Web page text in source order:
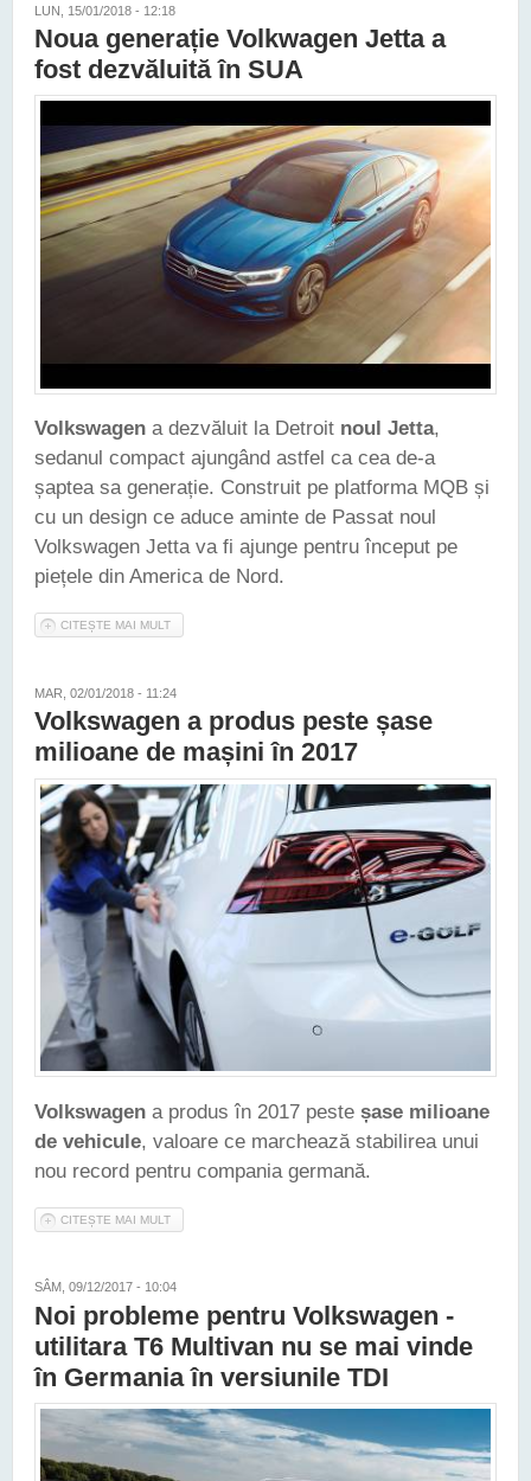
LUN, 15/01/2018 - 12:18
Noua generație Volkwagen Jetta a
fost dezvăluită în SUA
Volkswagen a dezvăluit la Detroit noul Jetta,
sedanul compact ajungând astfel ca cea de-a
șaptea sa generație. Construit pe platforma MQB și
cu un design ce aduce aminte de Passat noul
Volkswagen Jetta va fi ajunge pentru început pe
piețele din America de Nord.
CITEȘTE MAI MULT
MAR, 02/01/2018 - 11:24
Volkswagen a produs peste șase
milioane de mașini în 2017
Volkswagen a produs în 2017 peste șase milioane
de vehicule, valoare ce marchează stabilirea unui
nou record pentru compania germană.
CITEȘTE MAI MULT
SÂM, 09/12/2017 - 10:04
Noi probleme pentru Volkswagen -
utilitara T6 Multivan nu se mai vinde
în Germania în versiunile TDI